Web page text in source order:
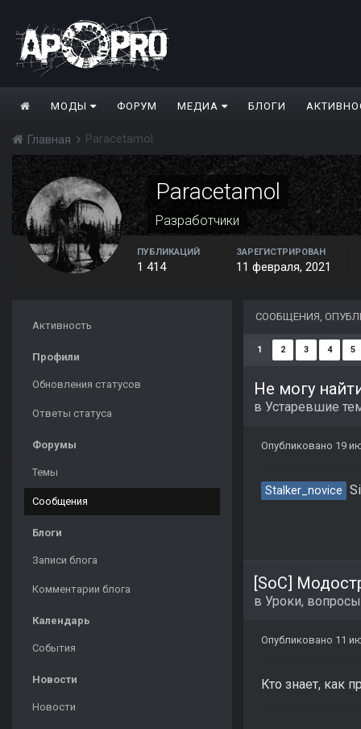
МОДЫ ФОРУМ МЕДИА БЛОГИ
Главная Paracetamol
Paracetamol
Разработчики
ПУБЛИКАЦИЙ
1 414
ЗАРЕГИСТРИРОВАН
11 февраля, 2021
Активность
Профили
Обновления статусов
Ответы статуса
Форумы
Темы
Сообщения
Блоги
Записи блога
Комментарии блога
Календарь
События
Новости
Новости
СООБЩЕНИЯ,
1 2 3 4 5
Не могу
в Устаревшие
Опубликовано 19
Stalker_novice
[SoC]
в Уроки,
Опубликовано 11
Кто знает, как